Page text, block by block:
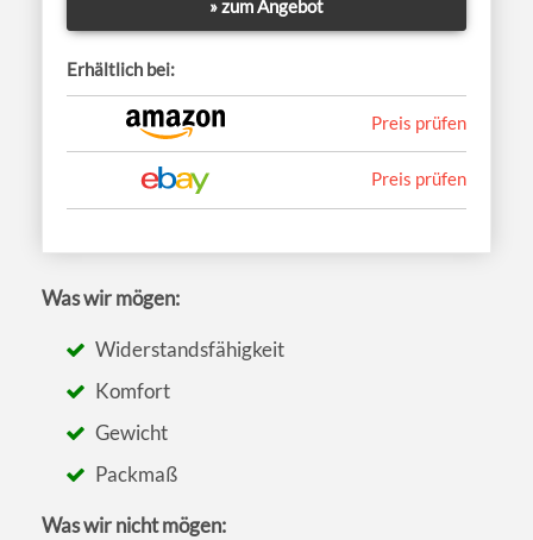
» zum Angebot
Erhältlich bei:
Preis prüfen
Preis prüfen
Was wir mögen:
Widerstandsfähigkeit
Komfort
Gewicht
Packmaß
Was wir nicht mögen: